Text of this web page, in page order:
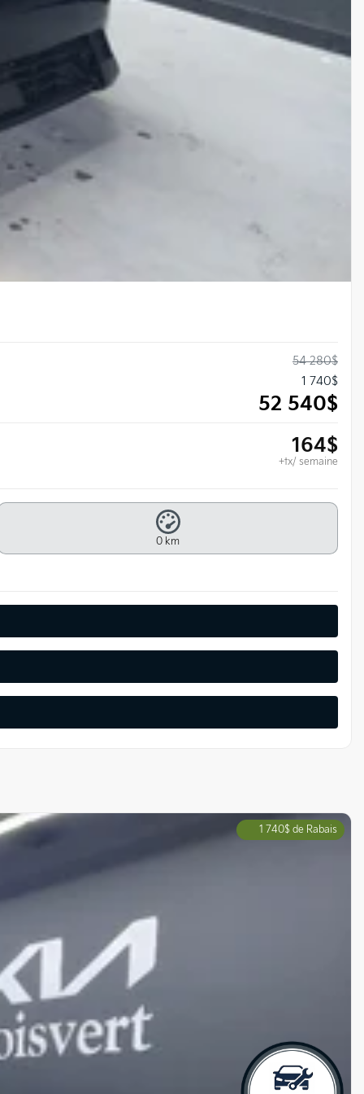
54 280$
1 740$
52 540$
164$
+tx/ semaine
0 km
1 740$ de Rabais